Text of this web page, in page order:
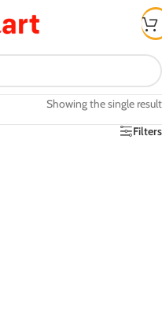
Showing the single result
Filters